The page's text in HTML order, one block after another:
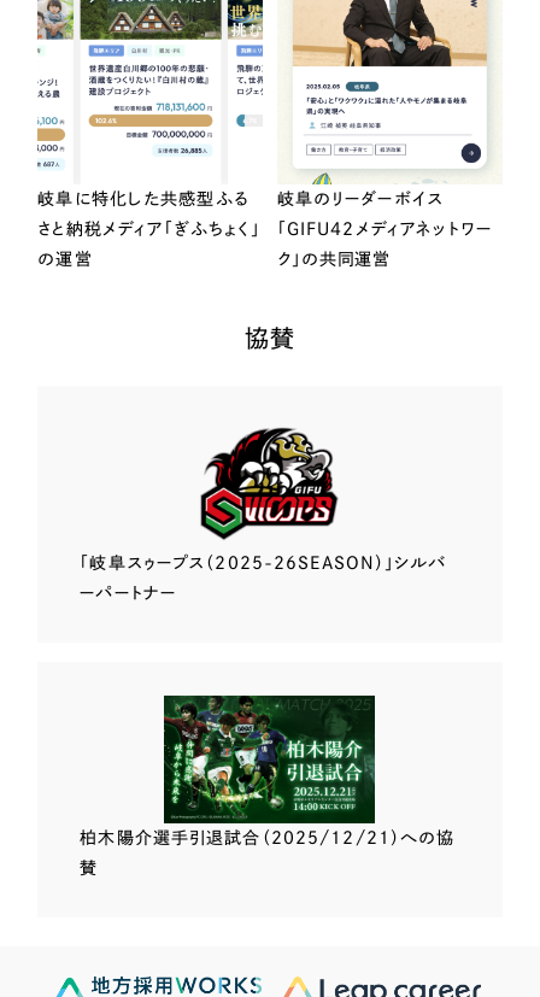
岐阜に特化した共感型ふる
さと納税メディア「ぎふちょく」
の運営
岐阜のリーダーボイス
「GIFU42メディアネットワー
ク」の共同運営
協賛
「岐阜スゥープス （2025-26SEASON）」 シルバ
ーパートナー
柏木陽介選手引退試合（2025/12/21）への協
賛